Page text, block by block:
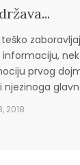
prvog
njezinoga
2018